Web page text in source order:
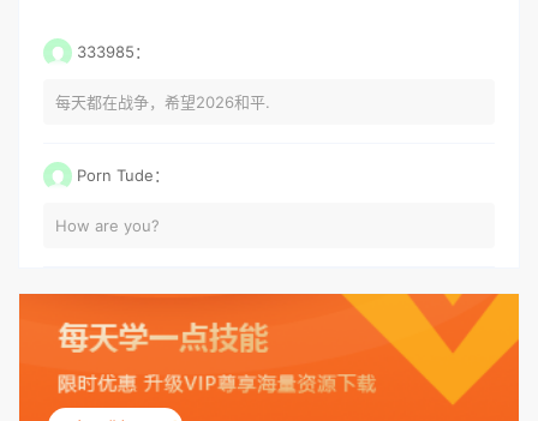
333985：
每天都在战争，希望2026和平.
Porn Tude：
How are you?